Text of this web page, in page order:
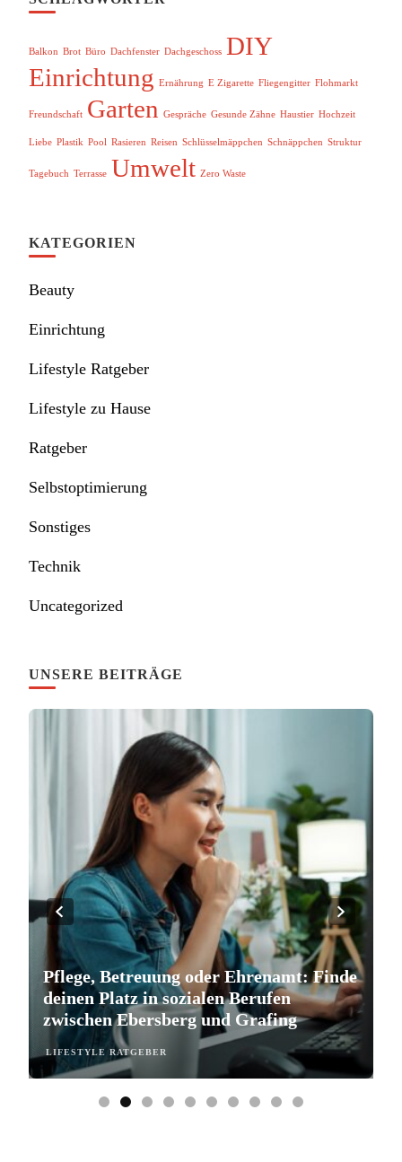
Balkon Brot Büro Dachfenster Dachgeschoss DIY
Einrichtung Ernährung E Zigarette Fliegengitter Flohmarkt
Freundschaft Garten Gespräche Gesunde Zähne Haustier Hochzeit
Liebe Plastik Pool Rasieren Reisen Schlüsselmäppchen Schnäppchen Struktur
Tagebuch Terrasse Umwelt Zero Waste
KATEGORIEN
Beauty
Einrichtung
Lifestyle Ratgeber
Lifestyle zu Hause
Ratgeber
Selbstoptimierung
Sonstiges
Technik
Uncategorized
UNSERE BEITRÄGE
LIFESTYLE RATGEBER
Pflege, Betreuung oder Ehrenamt: Finde
deinen Platz in sozialen Berufen
zwischen Ebersberg und Grafing